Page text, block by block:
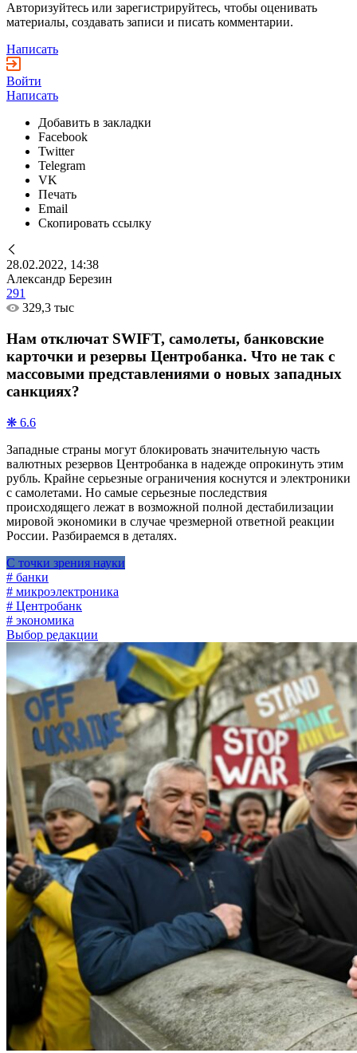
Авторизуйтесь или зарегистрируйтесь, чтобы оценивать
материалы, создавать записи и писать комментарии.
Написать
Войти
Написать
Добавить в закладки
Facebook
Twitter
Telegram
VK
Печать
Email
Скопировать ссылку
28.02.2022, 14:38
Александр Березин
291
329,3 тыс
Нам отключат SWIFT, самолеты, банковские
карточки и резервы Центробанка. Что не так с
массовыми представлениями о новых западных
санкциях?
❋ 6.6
Западные страны могут блокировать значительную часть
валютных резервов Центробанка в надежде опрокинуть этим
рубль. Крайне серьезные ограничения коснутся и электроники
с самолетами. Но самые серьезные последствия
происходящего лежат в возможной полной дестабилизации
мировой экономики в случае чрезмерной ответной реакции
России. Разбираемся в деталях.
С точки зрения науки
# банки
# микроэлектроника
# Центробанк
# экономика
Выбор редакции